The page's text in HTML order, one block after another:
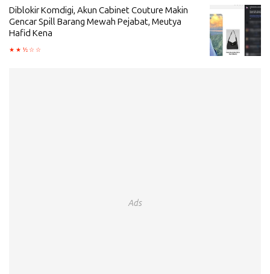
Diblokir Komdigi, Akun Cabinet Couture Makin
Gencar Spill Barang Mewah Pejabat, Meutya
Hafid Kena
Ads